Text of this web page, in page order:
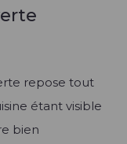
repose tout
étant visible
bien